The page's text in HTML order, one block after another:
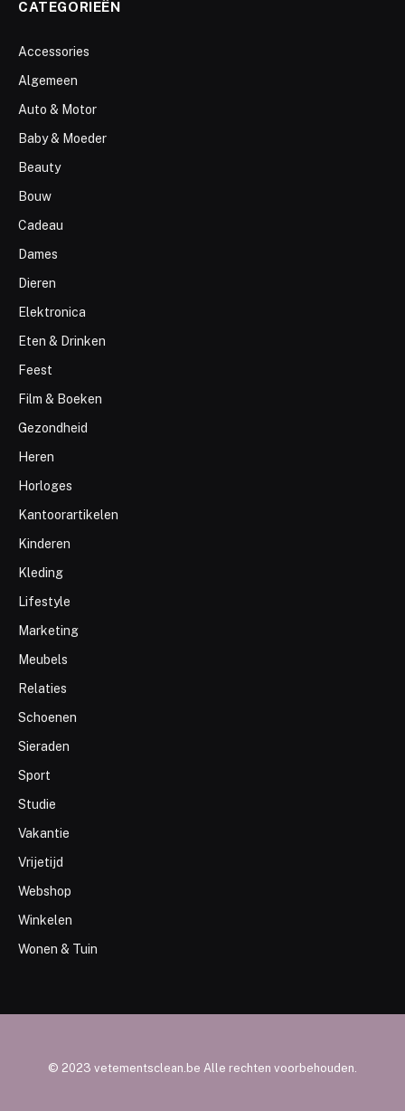
CATEGORIEËN
Accessories
Algemeen
Auto & Motor
Baby & Moeder
Beauty
Bouw
Cadeau
Dames
Dieren
Elektronica
Eten & Drinken
Feest
Film & Boeken
Gezondheid
Heren
Horloges
Kantoorartikelen
Kinderen
Kleding
Lifestyle
Marketing
Meubels
Relaties
Schoenen
Sieraden
Sport
Studie
Vakantie
Vrijetijd
Webshop
Winkelen
Wonen & Tuin
© 2023 vetementsclean.be Alle rechten voorbehouden.